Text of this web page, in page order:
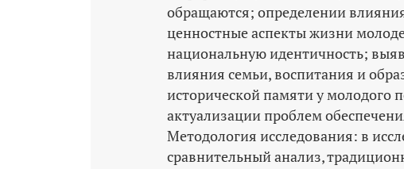
обращаются; определении
ценностные аспекты жизни
национальную идентичность;
влияния семьи, воспитания и
исторической памяти у молодого
актуализации проблем
Методология исследования: в
сравнительный анализ,